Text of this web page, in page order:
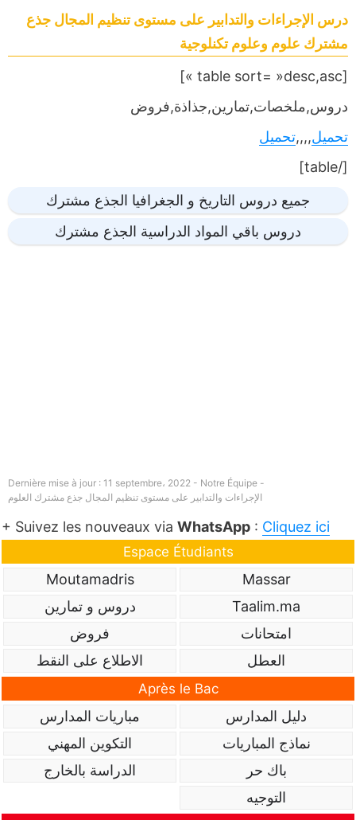
درس الإجراءات والتدابير على مستوى تنظيم المجال جذع
مشترك علوم وعلوم تكنلوجية
[table sort= »desc,asc »]
دروس,ملخصات,تمارين,جذاذة,فروض
تحميل,,,,تحميل
[/table]
جميع دروس التاريخ و الجغرافيا الجذع مشترك
دروس باقي المواد الدراسية الجذع مشترك
Dernière mise à jour : 11 septembre، 2022 - Notre Équipe -
الإجراءات والتدابير على مستوى تنظيم المجال جذع مشترك العلوم
+ Suivez les nouveaux via WhatsApp : Cliquez ici
Espace Étudiants
Massar
Moutamadris
Taalim.ma
دروس و تمارين
امتحانات
فروض
العطل
الاطلاع على النقط
Après le Bac
دليل المدارس
مباريات المدارس
نماذج المباريات
التكوين المهني
باك حر
الدراسة بالخارج
التوجيه